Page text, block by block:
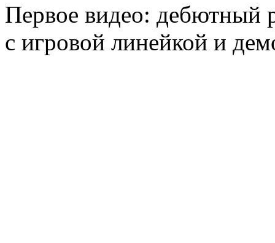
Первое видео: дебютный
с игровой линейкой и